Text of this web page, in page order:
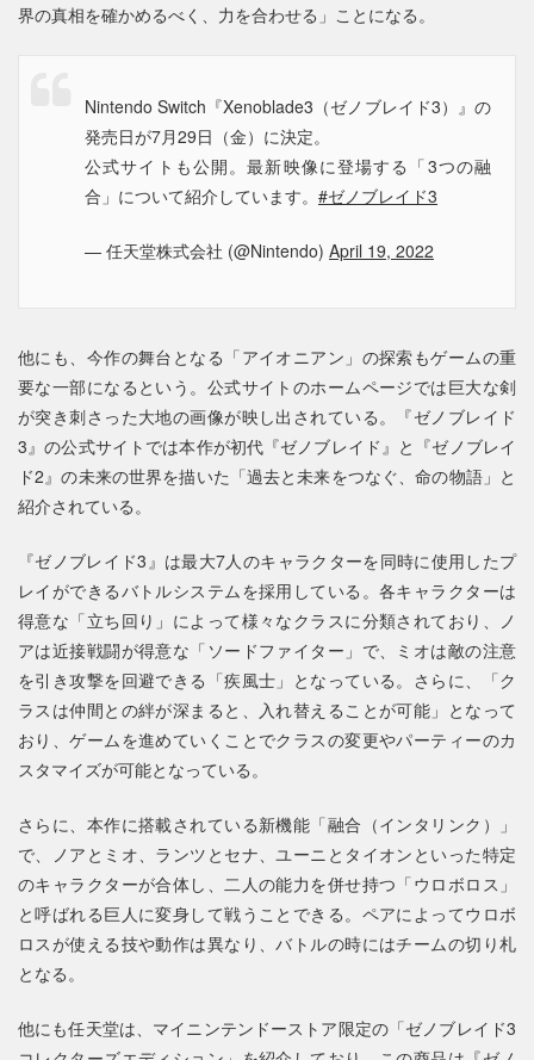
界の真相を確かめるべく、力を合わせる」ことになる。
Nintendo Switch『Xenoblade3（ゼノブレイド3）』の
発売日が7月29日（金）に決定。
公式サイトも公開。最新映像に登場する「3つの融
合」について紹介しています。 #ゼノブレイド3
— 任天堂株式会社 (@Nintendo) April 19, 2022
他にも、今作の舞台となる「アイオニアン」の探索もゲームの重
要な一部になるという。公式サイトのホームページでは巨大な剣
が突き刺さった大地の画像が映し出されている。『ゼノブレイド
3』の公式サイトでは本作が初代『ゼノブレイド』と『ゼノブレイ
ド2』の未来の世界を描いた「過去と未来をつなぐ、命の物語」と
紹介されている。
『ゼノブレイド3』は最大7人のキャラクターを同時に使用したプ
レイができるバトルシステムを採用している。各キャラクターは
得意な「立ち回り」によって様々なクラスに分類されており、ノ
アは近接戦闘が得意な「ソードファイター」で、ミオは敵の注意
を引き攻撃を回避できる「疾風士」となっている。さらに、「ク
ラスは仲間との絆が深まると、入れ替えることが可能」となって
おり、ゲームを進めていくことでクラスの変更やパーティーのカ
スタマイズが可能となっている。
さらに、本作に搭載されている新機能「融合（インタリンク）」
で、ノアとミオ、ランツとセナ、ユーニとタイオンといった特定
のキャラクターが合体し、二人の能力を併せ持つ「ウロボロス」
と呼ばれる巨人に変身して戦うことできる。ペアによってウロボ
ロスが使える技や動作は異なり、バトルの時にはチームの切り札
となる。
他にも任天堂は、マイニンテンドーストア限定の「ゼノブレイド3